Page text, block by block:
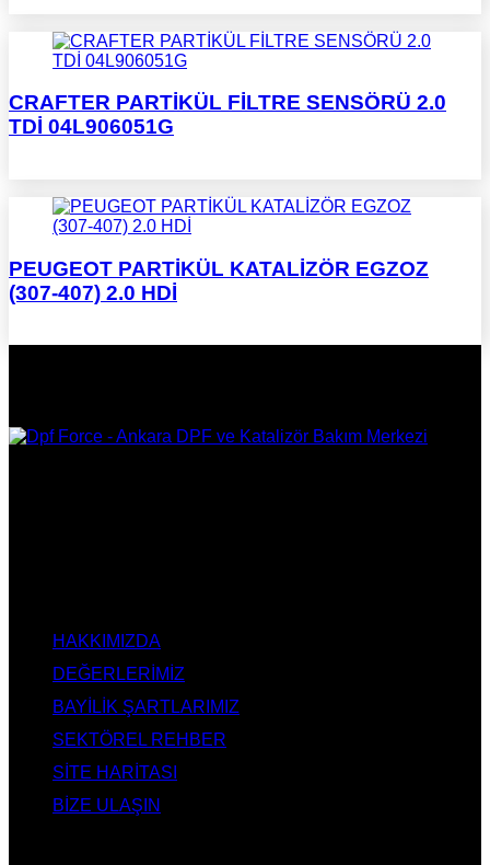
CRAFTER PARTİKÜL FİLTRE SENSÖRÜ 2.0
TDİ 04L906051G
PEUGEOT PARTİKÜL KATALİZÖR EGZOZ
(307-407) 2.0 HDİ
HAKKIMIZDA
DEĞERLERİMİZ
BAYİLİK ŞARTLARIMIZ
SEKTÖREL REHBER
SİTE HARİTASI
BİZE ULAŞIN